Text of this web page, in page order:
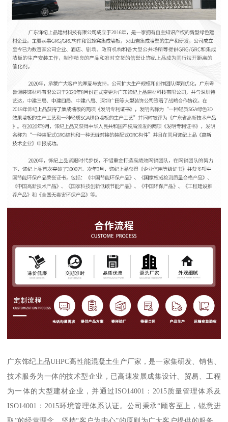
广东饰纪上品UHPC高性能混凝土生产厂家，是一家集研发、销售、
技术服务为一体的技术型企业，已高速发展成集设计、贸易、工程
为一体的大型建材企业，并通过ISO14001：2015质量管理体系及
ISO14001：2015环境管理体系认证。公司秉承“顾客至上，锐意进
取”的经营理念，坚持“客户为中心”的原则为广大客户提供的服务。